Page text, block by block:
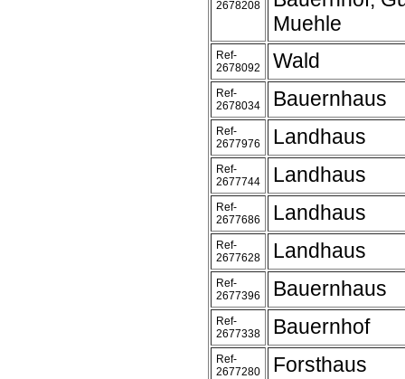
2678208
Muehle
Ref-
2678092
Wald
Ref-
2678034
Bauernhaus
Ref-
2677976
Landhaus
Ref-
2677744
Landhaus
Ref-
2677686
Landhaus
Ref-
2677628
Landhaus
Ref-
2677396
Bauernhaus
Ref-
2677338
Bauernhof
Ref-
2677280
Forsthaus